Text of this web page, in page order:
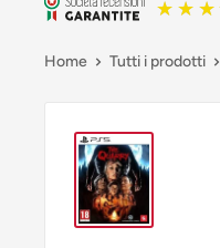
Home Tutti i prodotti